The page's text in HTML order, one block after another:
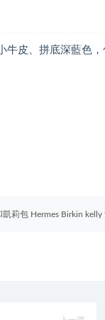
牛皮、拼底深藍色
莉包 Hermes Birkin kelly